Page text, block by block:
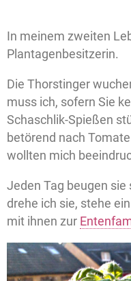
In meinem zweiten
Plantagenbesitzerin.
Die Thorstinger
muss ich, sofern Sie
Schaschlik-Spießen
betörend nach
wollten mich
Jeden Tag beugen sie
drehe ich sie, stehe
mit ihnen zur